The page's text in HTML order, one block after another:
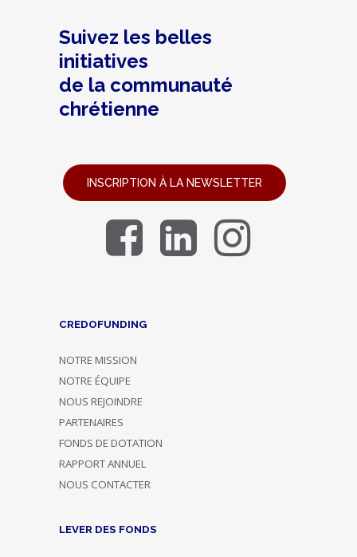
Suivez les belles
initiatives
de la communauté
chrétienne
INSCRIPTION À LA NEWSLETTER
CREDOFUNDING
NOTRE MISSION
NOTRE ÉQUIPE
NOUS REJOINDRE
PARTENAIRES
FONDS DE DOTATION
RAPPORT ANNUEL
NOUS CONTACTER
LEVER DES FONDS